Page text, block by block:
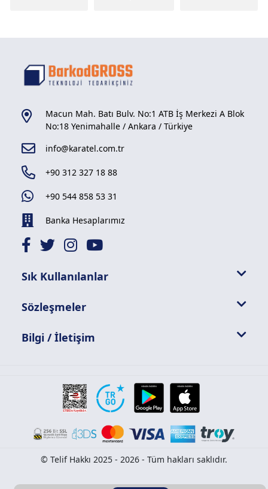
Macun Mah. Batı Bulv. No:1 ATB İş Merkezi A Blok
No:18 Yenimahalle / Ankara / Türkiye
info@karatel.com.tr
+90 312 327 18 88
+90 544 858 53 31
Banka Hesaplarımız
Sık Kullanılanlar
Sözleşmeler
Bilgi / İletişim
© Telif Hakkı 2025 - 2026 - Tüm hakları saklıdır.